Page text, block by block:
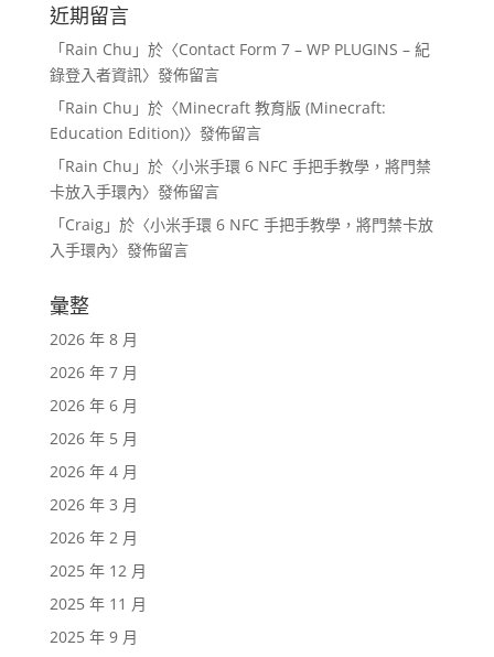
近期留言
「Rain Chu 」於〈Contact Form 7 – WP PLUGINS – 紀
錄登入者資訊〉發佈留言
「Rain Chu 」於〈Minecraft 教育版 (Minecraft:
Education Edition)〉發佈留言
「Rain Chu 」於〈小米手環 6 NFC 手把手教學，將門禁
卡放入手環內〉發佈留言
「Craig」於〈小米手環 6 NFC 手把手教學，將門禁卡放
入手環內〉發佈留言
彙整
2026 年 8 月
2026 年 7 月
2026 年 6 月
2026 年 5 月
2026 年 4 月
2026 年 3 月
2026 年 2 月
2025 年 12 月
2025 年 11 月
2025 年 9 月